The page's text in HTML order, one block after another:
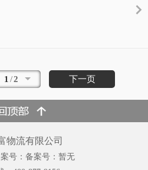
1 /2 下一页
物流有限公司
号：备案号：暂无